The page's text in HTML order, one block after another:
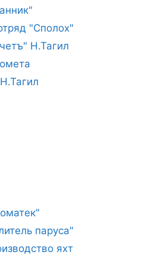
"Сполох"
Н.Тагил
паруса"
яхт